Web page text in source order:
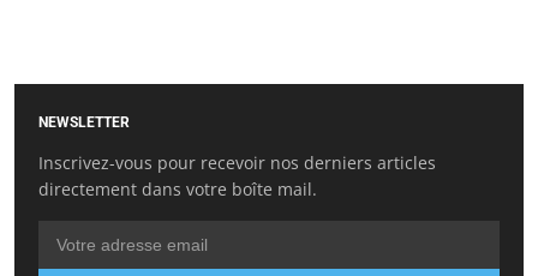
NEWSLETTER
Inscrivez-vous pour recevoir nos derniers articles
directement dans votre boîte mail.